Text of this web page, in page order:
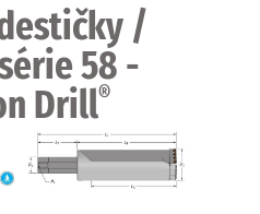
/
58 -
Drill®